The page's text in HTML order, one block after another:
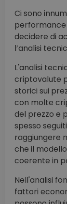
Ci sono
decidere di
l’analisi
L'analisi
criptovalute
storici sui
con molte
del prezzo e
spesso
raggiungere
che il
coerente in
Nell'analisi
fattori